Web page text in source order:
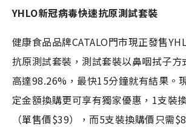
YHLO新冠病毒快速抗原測試套裝
健康食品品牌CATALO門市現正發售
抗原測試套裝，測試套裝以鼻咽拭子方
高達98.26%，最快15分鐘就有結果。
定金額換購更可享有獨家優惠，1支裝
（單售價$39），而5支裝換購價只需